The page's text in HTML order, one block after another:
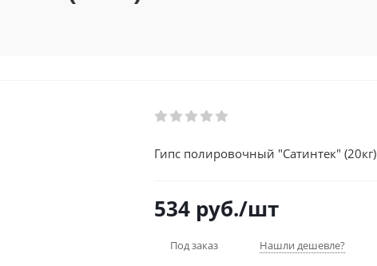
Гипс полировочный "Сатинтек" (20кг)
534 руб./шт
Под заказ Нашли дешевле?